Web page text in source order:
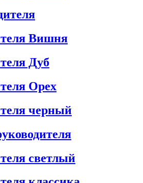
Вишня
Дуб
Орех
черный
светлый